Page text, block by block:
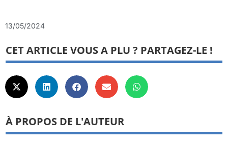
13/05/2024
CET ARTICLE VOUS A PLU ? PARTAGEZ-LE !
À PROPOS DE L'AUTEUR